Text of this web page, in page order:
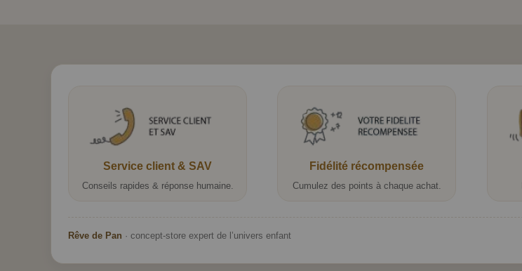
Service client & SAV
Conseils rapides & réponse humaine.
Fidélité récompensée
Cumulez des points à chaque achat.
Rêve de Pan · concept-store expert de l’univers enfant